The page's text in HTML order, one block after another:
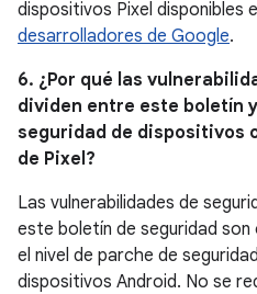
dispositivos Pixel disponibles
desarrolladores de Google.
6. ¿Por qué las
dividen entre este boletín
seguridad de dispositivos
de Pixel?
Las vulnerabilidades de
este boletín de seguridad
el nivel de parche de
dispositivos Android. No se